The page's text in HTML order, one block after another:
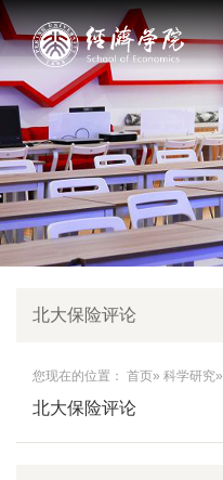
北大保险评论
您现在的位置： 首页» 科学研究»
北大保险评论